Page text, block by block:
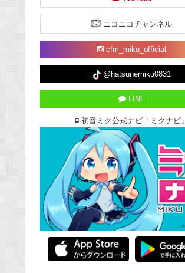
ニコニコチャンネル
cfm_miku_official
@hatsunemiku0831
LINE
初音ミク公式ナビ「ミクナビ」